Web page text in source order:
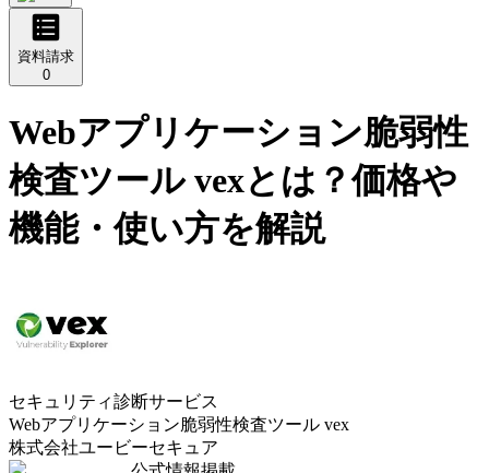
資料請求
0
Webアプリケーション脆弱性
検査ツール vexとは？価格や
機能・使い方を解説
セキュリティ診断サービス
Webアプリケーション脆弱性検査ツール vex
株式会社ユービーセキュア